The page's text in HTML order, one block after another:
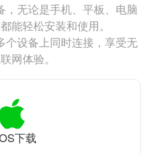
，无论是手机、平板、电脑
能轻松安装和使用。
个设备上同时连接，享受无
网体验。
下载